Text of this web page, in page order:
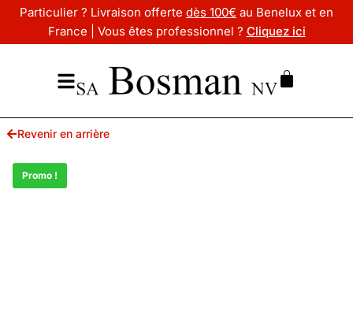
Particulier ? Livraison offerte dès 100€ au Benelux et en
France | Vous êtes professionnel ? Cliquez ici
Revenir en arrière
Promo !